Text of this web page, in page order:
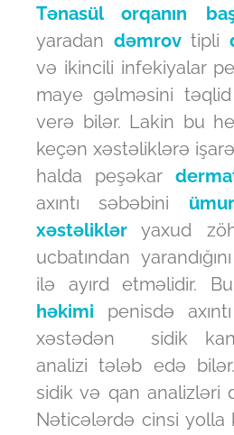
Tənasül orqanın
yaradan dəmrovtipli
və ikincili infekiyalar
maye gəlməsini
verə bilər. Lakin bu
keçən xəstəliklərə
halda peşəkar
axıntı səbəbini
xəstəliklər yaxud
ucbatından
ilə ayırd etməlidir.
həkimi penisdə
xəstədən sidik
analizi tələb edə
sidik və qan analizləri
Nəticələrdə cinsi yolla